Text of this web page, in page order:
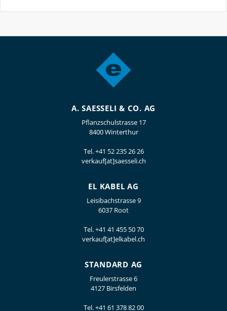
A. SAESSELI & CO. AG
Pflanzschulstrasse 17
8400 Winterthur
Tel.+41 52 235 26 26
verkauf[at]saesseli.ch
EL KABEL AG
Leisibachstrasse 9
6037 Root
Tel.+41 41 455 50 70
verkauf[at]elkabel.ch
STANDARD AG
Freulerstrasse 6
4127 Birsfelden
Tel.+41 61 378 82 00